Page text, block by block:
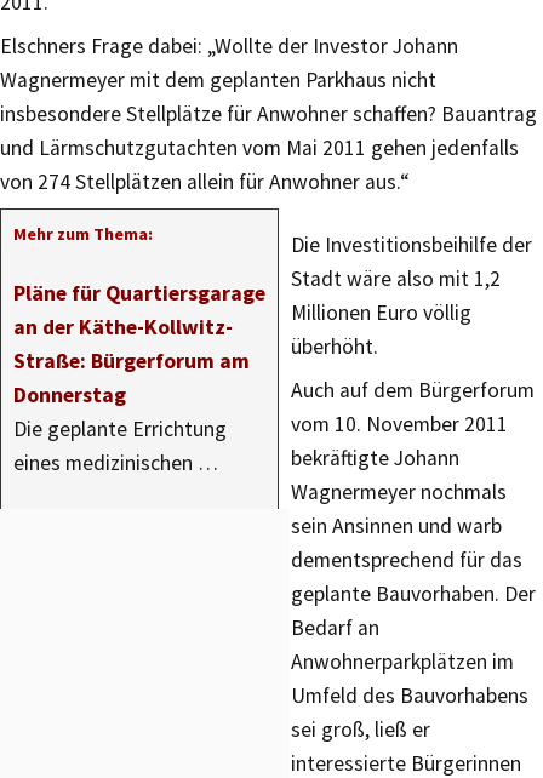
Elschners Frage dabei: „Wollte der Investor Johann
Wagnermeyer mit dem geplanten Parkhaus nicht
insbesondere Stellplätze für Anwohner schaffen? Bauantrag
und Lärmschutzgutachten vom Mai 2011 gehen jedenfalls
von 274 Stellplätzen allein für Anwohner aus.“
Mehr zum Thema:
Pläne für Quartiersgarage
an der Käthe-Kollwitz-
Straße: Bürgerforum am
Donnerstag
Die geplante Errichtung
eines medizinischen …
Die Investitionsbeihilfe der
Stadt wäre also mit 1,2
Millionen Euro völlig
überhöht.
Auch auf dem Bürgerforum
vom 10. November 2011
bekräftigte Johann
Wagnermeyer nochmals
sein Ansinnen und warb
dementsprechend für das
geplante Bauvorhaben. Der
Bedarf an
Anwohnerparkplätzen im
Umfeld des Bauvorhabens
sei groß, ließ er
interessierte Bürgerinnen